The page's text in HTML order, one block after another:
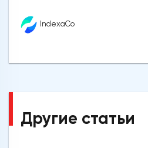
IndexaCo
Другие статьи